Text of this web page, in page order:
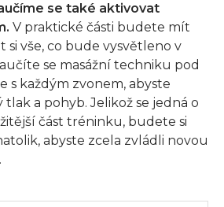
se také aktivovat
V praktické části budete mít
si vše, co bude vysvětleno v
se masážní techniku pod
s každým zvonem, abyste
a pohyb. Jelikož se jedná o
část tréninku, budete si
abyste zcela zvládli novou